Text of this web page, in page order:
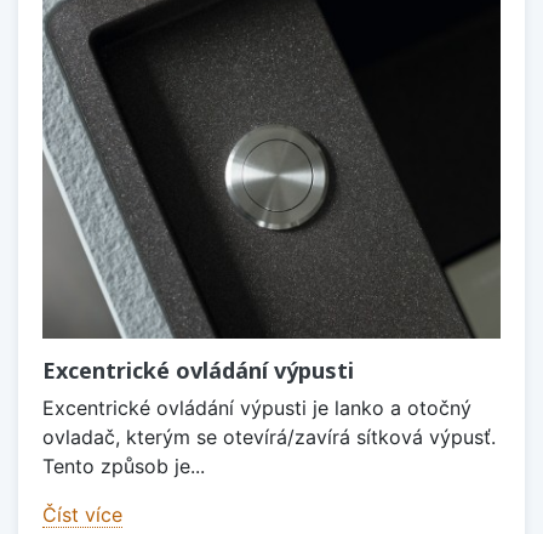
Excentrické ovládání výpusti
Excentrické ovládání výpusti je lanko a otočný
ovladač, kterým se otevírá/zavírá sítková výpusť.
Tento způsob je...
Číst více